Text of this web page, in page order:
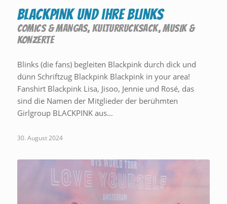
BLACKPINK und ihre BLINKS
COMICS & MANGAS, KULTURRUCKSACK,MUSIK &
KONZERTE
Blinks (die fans) begleiten Blackpink durch dick und
dünn Schriftzug Blackpink Blackpink in your area!
Fanshirt Blackpink Lisa, Jisoo, Jennie und Rosé, das
sind die Namen der Mitglieder der berühmten
Girlgroup BLACKPINK aus…
30. August 2024